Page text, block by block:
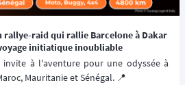
rallye-raid qui rallie Barcelone à Dakar
initiatique inoubliable
invite à l'aventure pour une odyssée à
Mauritanie et Sénégal. 📍